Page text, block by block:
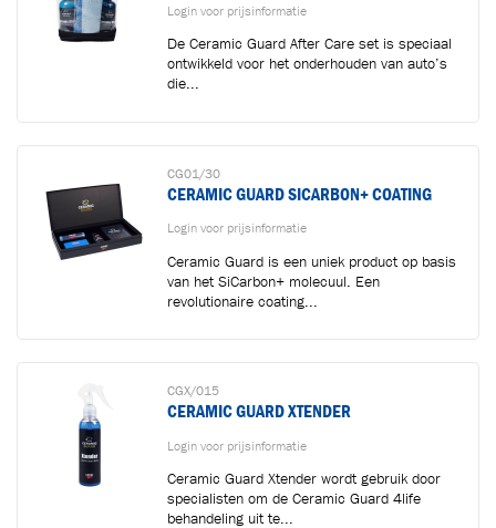
Login voor prijsinformatie
De Ceramic Guard After Care set is speciaal
ontwikkeld voor het onderhouden van auto’s
die...
CG01/30
CERAMIC GUARD SICARBON+ COATING
Login voor prijsinformatie
Ceramic Guard is een uniek product op basis
van het SiCarbon+ molecuul. Een
revolutionaire coating...
CGX/015
CERAMIC GUARD XTENDER
Login voor prijsinformatie
Ceramic Guard Xtender wordt gebruik door
specialisten om de Ceramic Guard 4life
behandeling uit te...
Toegevoegd aan winkelwagen